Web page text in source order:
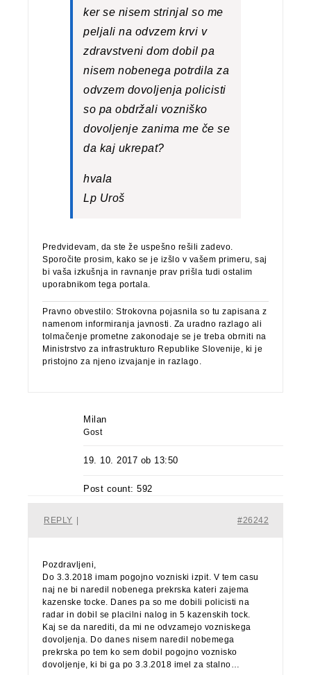
ker se nisem strinjal so me
peljali na odvzem krvi v
zdravstveni dom dobil pa
nisem nobenega potrdila za
odvzem dovoljenja policisti
so pa obdržali vozniško
dovoljenje zanima me če se
da kaj ukrepat?
hvala
Lp Uroš
Predvidevam, da ste že uspešno rešili zadevo.
Sporočite prosim, kako se je izšlo v vašem primeru, saj
bi vaša izkušnja in ravnanje prav prišla tudi ostalim
uporabnikom tega portala.
Pravno obvestilo: Strokovna pojasnila so tu zapisana z
namenom informiranja javnosti. Za uradno razlago ali
tolmačenje prometne zakonodaje se je treba obrniti na
Ministrstvo za infrastrukturo Republike Slovenije, ki je
pristojno za njeno izvajanje in razlago.
Milan
Gost
19. 10. 2017 ob 13:50
Post count: 592
#26242
REPLY
Pozdravljeni,
Do 3.3.2018 imam pogojno vozniski izpit. V tem casu
naj ne bi naredil nobenega prekrska kateri zajema
kazenske tocke. Danes pa so me dobili policisti na
radar in dobil se placilni nalog in 5 kazenskih tock.
Kaj se da narediti, da mi ne odvzamejo vozniskega
dovoljenja. Do danes nisem naredil nobemega
prekrska po tem ko sem dobil pogojno voznisko
dovoljenje, ki bi ga po 3.3.2018 imel za stalno…